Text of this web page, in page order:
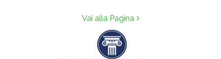
Vai alla Pagina